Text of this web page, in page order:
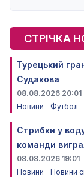
СТРІЧКА
Турецький
Судакова
08.08.2026 20:01
Новини
Футбол
Стрибки у
команди
08.08.2026 19:01
Новини
Новини